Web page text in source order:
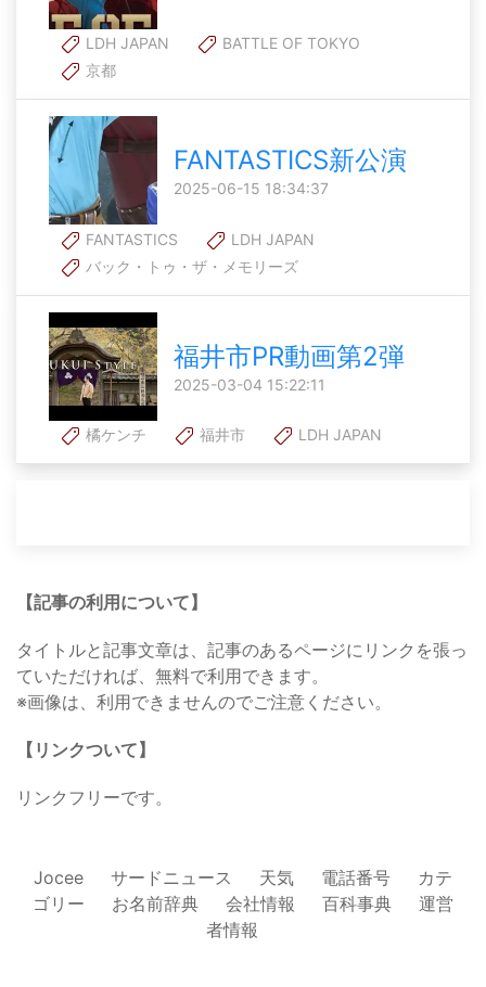
LDH JAPAN
BATTLE OF TOKYO
京都
FANTASTICS新公演
2025-06-15 18:34:37
FANTASTICS
LDH JAPAN
バック・トゥ・ザ・メモリーズ
福井市PR動画第2弾
2025-03-04 15:22:11
橘ケンチ 福井市 LDH JAPAN
【記事の利用について】
タイトルと記事文章は、記事のあるページにリンクを張っ
ていただければ、無料で利用できます。
※画像は、利用できませんのでご注意ください。
【リンクついて】
リンクフリーです。
Jocee サードニュース 天気 電話番号
カテ
ゴリー
お名前辞典 会社情報 百科事典
運営
者情報